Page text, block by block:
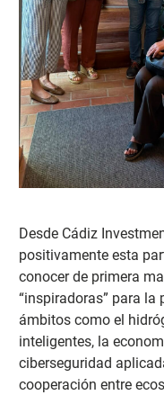
Desde Cádiz
positivamente esta
conocer de primera
“inspiradoras” para la
ámbitos como el
inteligentes, la
ciberseguridad
cooperación entre